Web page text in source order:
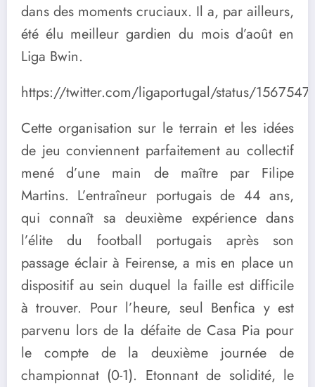
dans des moments cruciaux. Il a, par ailleurs,
été élu meilleur gardien du mois d’août en
Liga Bwin.
https://twitter.com/ligaportugal/status/
Cette organisation sur le terrain et les idées
de jeu conviennent parfaitement au collectif
mené d’une main de maître par Filipe
Martins. L’entraîneur portugais de 44 ans,
qui connaît sa deuxième expérience dans
l’élite du football portugais après son
passage éclair à Feirense, a mis en place un
dispositif au sein duquel la faille est difficile
à trouver. Pour l’heure, seul Benfica y est
parvenu lors de la défaite de Casa Pia pour
le compte de la deuxième journée de
championnat (0-1). Etonnant de solidité, le